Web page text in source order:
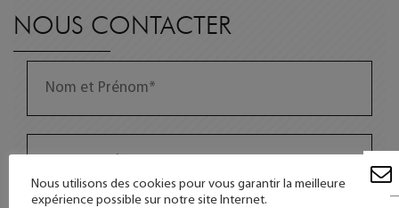
NOUS CONTACTER
Nous utilisons des cookies pour vous garantir la meilleure
expérience possible sur notre site Internet.